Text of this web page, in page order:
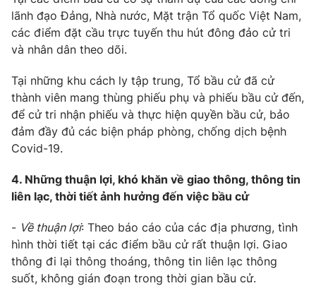
® Cấm sao chép dưới mọi hình thức nếu không có sự chấp
thuận bằng văn bản. Ghi rõ nguồn VTV.vn khi phát hành lại
lãnh đạo Đảng, Nhà nước, Mặt trận Tổ quốc Việt Nam,
các điểm đặt cầu trực tuyến thu hút đông đảo cử tri
và nhân dân theo dõi.
Tại những khu cách ly tập trung, Tổ bầu cử đã cử
thành viên mang thùng phiếu phụ và phiếu bầu cử đến,
để cử tri nhận phiếu và thực hiện quyền bầu cử, bảo
đảm đầy đủ các biện pháp phòng, chống dịch bệnh
Covid-19.
4. Những thuận lợi, khó khăn về giao thông, thông tin
liên lạc, thời tiết ảnh hưởng đến việc bầu cử
- Về thuận lợi: Theo báo cáo của các địa phương, tình
hình thời tiết tại các điểm bầu cử rất thuận lợi. Giao
thông đi lại thông thoáng, thông tin liên lạc thông
suốt, không gián đoạn trong thời gian bầu cử.